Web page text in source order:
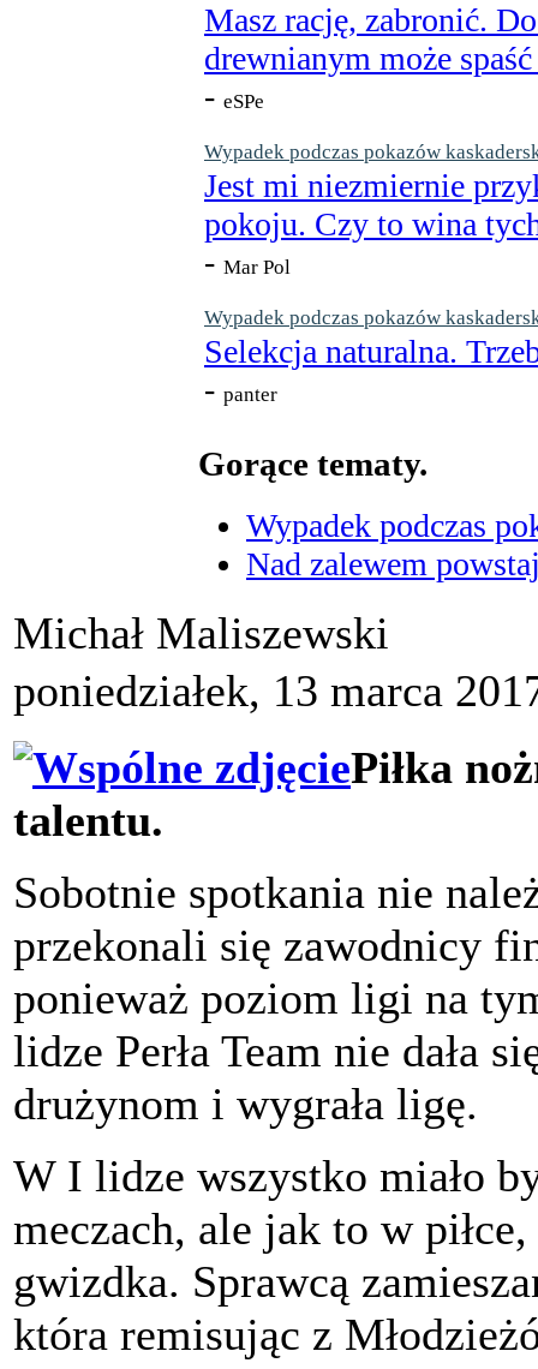
Masz rację, zabronić.
drewnianym może
- eSPe
Wypadek podczas pokazów
Jest mi niezmiernie
pokoju. Czy to wina
- Mar Pol
Wypadek podczas pokazów
Selekcja naturalna.
- panter
Gorące tematy.
Wypadek podczas
Nad zalewem
Michał Maliszewski
poniedziałek, 13 marca
Piłka
talentu.
Sobotnie spotkania nie
przekonali się zawodnicy
ponieważ poziom ligi na
lidze Perła Team nie dała
drużynom i wygrała ligę.
W I lidze wszystko miało
meczach, ale jak to w
gwizdka. Sprawcą
która remisując z